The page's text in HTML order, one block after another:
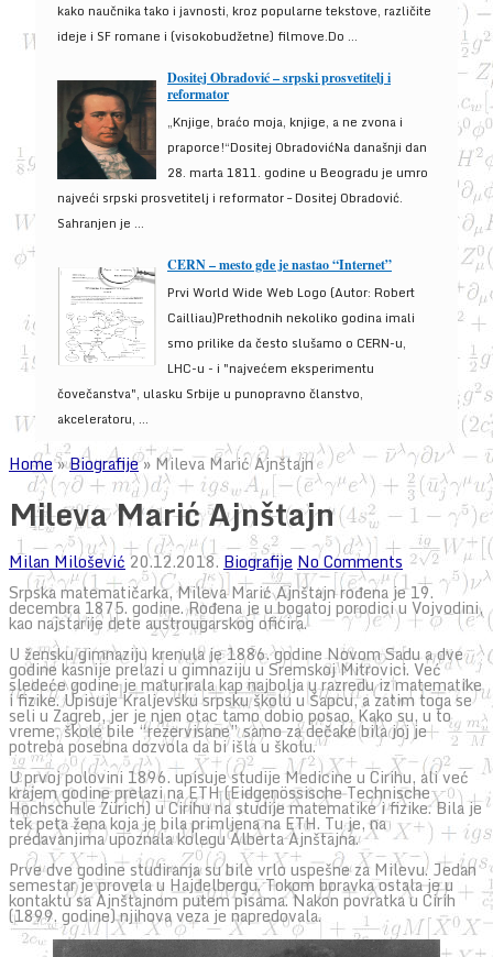
kako naučnika tako i javnosti, kroz popularne tekstove, različite
ideje i SF romane i (visokobudžetne) filmove.Do ...
Dositej Obradović – srpski prosvetitelj i
reformator
„Knjige, braćo moja, knjige, a ne zvona i
praporce!“Dositej ObradovićNa današnji dan
28. marta 1811. godine u Beogradu je umro
najveći srpski prosvetitelj i reformator – Dositej Obradović.
Sahranjen je ...
CERN – mesto gde je nastao “Internet”
Prvi World Wide Web Logo (Autor: Robert
Cailliau)Prethodnih nekoliko godina imali
smo prilike da često slušamo o CERN-u,
LHC-u - i "najvećem eksperimentu
čovečanstva", ulasku Srbije u punopravno članstvo,
akceleratoru, ...
Home»Biografije»Mileva Marić Ajnštajn
Mileva Marić Ajnštajn
Milan Milošević 20.12.2018. Biografije No Comments
Srpska matematičarka, Mileva Marić Ajnštajn rođena je 19.
decembra 1875. godine. Rođena je u bogatoj porodici u Vojvodini,
kao najstarije dete austrougarskog oficira.
U žensku gimnaziju krenula je 1886. godine Novom Sadu a dve
godine kasnije prelazi u gimnaziju u Sremskoj Mitrovici. Već
sledeće godine je maturirala kap najbolja u razredu iz matematike
i fizike. Upisuje Kraljevsku srpsku školu u Šapcu, a zatim toga se
seli u Zagreb, jer je njen otac tamo dobio posao. Kako su, u to
vreme, škole bile “rezervisane” samo za dečake bila joj je
potreba posebna dozvola da bi išla u školu.
U prvoj polovini 1896. upisuje studije Medicine u Cirihu, ali već
krajem godine prelazi na ETH (Eidgenössische Technische
Hochschule Zürich) u Cirihu na studije matematike i fizike. Bila je
tek peta žena koja je bila primljena na ETH. Tu je, na
predavanjima upoznala kolegu Alberta Ajnštajna.
Prve dve godine studiranja su bile vrlo uspešne za Milevu. Jedan
semestar je provela u Hajdelbergu. Tokom boravka ostala je u
kontaktu sa Ajnštajnom putem pisama. Nakon povratka u Cirih
(1899. godine) njihova veza je napredovala.